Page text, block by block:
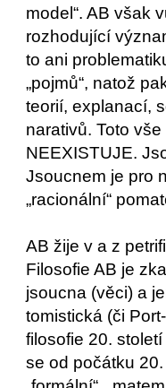
model“. AB však
rozhodující
to ani
„pojmů“, natož
teorií, explanací,
narativů. Toto
NEEXISTUJE.
Jsoucnem je pro
„racionální“
AB žije v a z
Filosofie AB je
jsoucna (věci) a
tomistická (či
filosofie 20.
se od počátku